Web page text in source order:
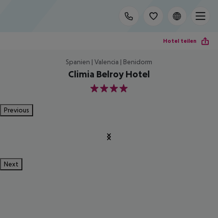
Hotel teilen
Spanien | Valencia | Benidorm
Climia Belroy Hotel
4
Previous
Next